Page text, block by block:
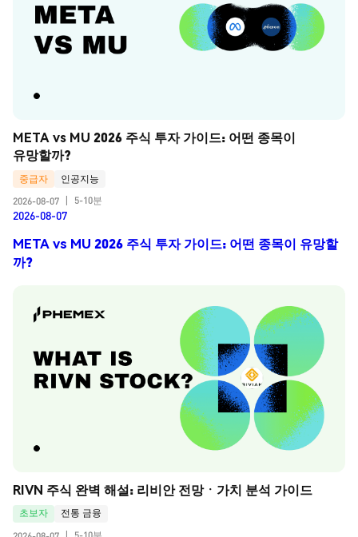
META vs MU 2026 주식 투자 가이드: 어떤 종목이
유망할까?
중급자
인공지능
2026-08-07
5-10분
2026-08-07
META vs MU 2026 주식 투자 가이드: 어떤 종목이 유망할
까?
RIVN 주식 완벽 해설: 리비안 전망ㆍ가치 분석 가이드
초보자
전통 금융